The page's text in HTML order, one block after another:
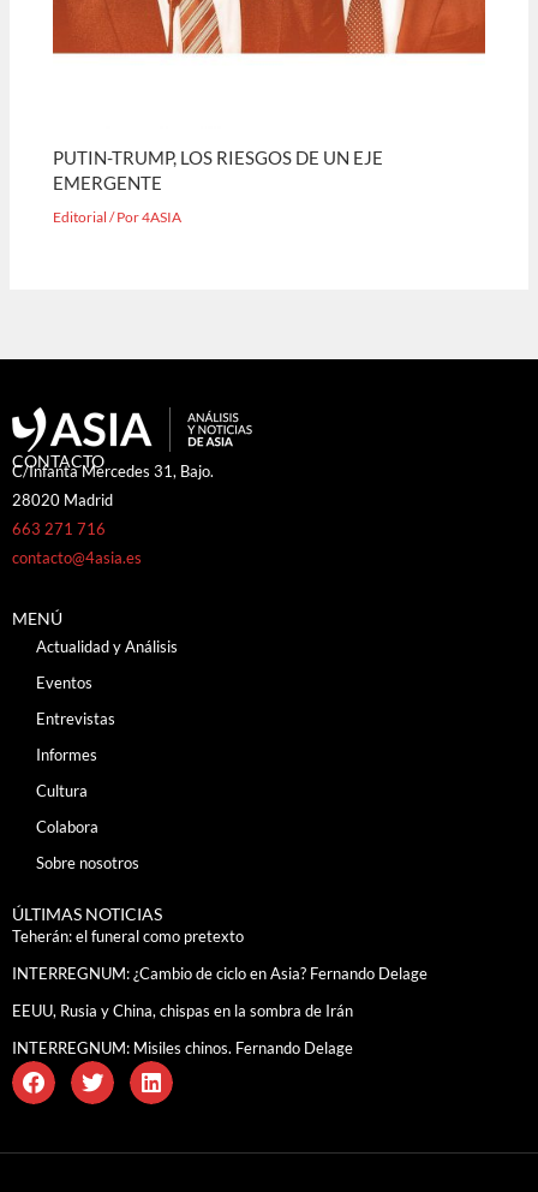
PUTIN-TRUMP, LOS RIESGOS DE UN EJE
EMERGENTE
Editorial / Por4ASIA
CONTACTO
C/Infanta Mercedes 31, Bajo.
28020 Madrid
663 271 716
contacto@4asia.es
MENÚ
Actualidad y Análisis
Eventos
Entrevistas
Informes
Cultura
Colabora
Sobre nosotros
ÚLTIMAS NOTICIAS
Teherán: el funeral como pretexto
INTERREGNUM: ¿Cambio de ciclo en Asia? Fernando Delage
EEUU, Rusia y China, chispas en la sombra de Irán
INTERREGNUM: Misiles chinos. Fernando Delage